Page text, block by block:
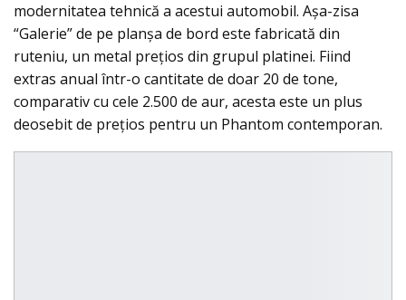
modernitatea tehnică a acestui automobil. Aşa-zisa
“Galerie” de pe planşa de bord este fabricată din
ruteniu, un metal prețios din grupul platinei. Fiind
extras anual într-o cantitate de doar 20 de tone,
comparativ cu cele 2.500 de aur, acesta este un plus
deosebit de prețios pentru un Phantom contemporan.